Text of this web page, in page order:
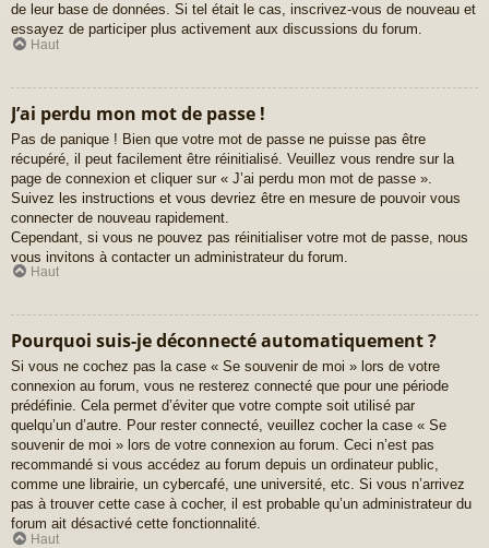
de leur base de données. Si tel était le cas, inscrivez-vous de nouveau et
essayez de participer plus activement aux discussions du forum.
Haut
J’ai perdu mon mot de passe !
Pas de panique ! Bien que votre mot de passe ne puisse pas être
récupéré, il peut facilement être réinitialisé. Veuillez vous rendre sur la
page de connexion et cliquer sur « J’ai perdu mon mot de passe ».
Suivez les instructions et vous devriez être en mesure de pouvoir vous
connecter de nouveau rapidement.
Cependant, si vous ne pouvez pas réinitialiser votre mot de passe, nous
vous invitons à contacter un administrateur du forum.
Haut
Pourquoi suis-je déconnecté automatiquement ?
Si vous ne cochez pas la case « Se souvenir de moi » lors de votre
connexion au forum, vous ne resterez connecté que pour une période
prédéfinie. Cela permet d’éviter que votre compte soit utilisé par
quelqu’un d’autre. Pour rester connecté, veuillez cocher la case « Se
souvenir de moi » lors de votre connexion au forum. Ceci n’est pas
recommandé si vous accédez au forum depuis un ordinateur public,
comme une librairie, un cybercafé, une université, etc. Si vous n’arrivez
pas à trouver cette case à cocher, il est probable qu’un administrateur du
forum ait désactivé cette fonctionnalité.
Haut